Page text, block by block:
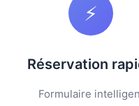
⚡
Réservation
Formulaire